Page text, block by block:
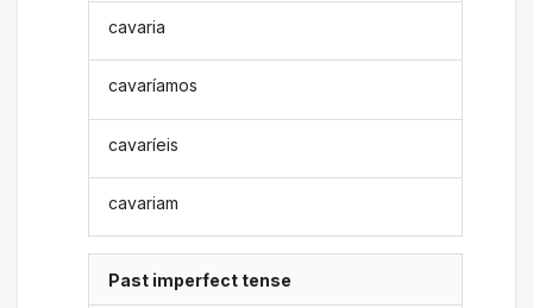
cavaria
cavaríamos
cavaríeis
cavariam
Past imperfect tense